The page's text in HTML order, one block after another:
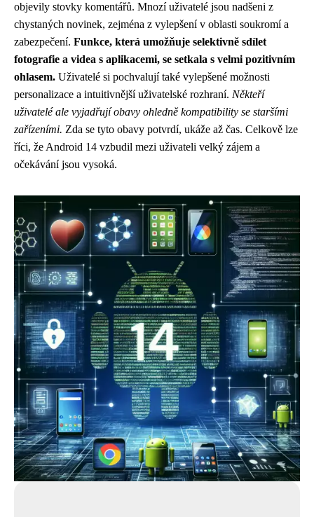
objevily stovky komentářů. Mnozí uživatelé jsou nadšeni z
chystaných novinek, zejména z vylepšení v oblasti soukromí a
zabezpečení. Funkce, která umožňuje selektivně sdílet
fotografie a videa s aplikacemi, se setkala s velmi pozitivním
ohlasem. Uživatelé si pochvalují také vylepšené možnosti
personalizace a intuitivnější uživatelské rozhraní. Někteří
uživatelé ale vyjadřují obavy ohledně kompatibility se staršími
zařízeními. Zda se tyto obavy potvrdí, ukáže až čas. Celkově lze
říci, že Android 14 vzbudil mezi uživateli velký zájem a
očekávání jsou vysoká.